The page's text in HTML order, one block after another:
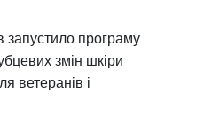
запустило програму
змін шкіри
ветеранів і